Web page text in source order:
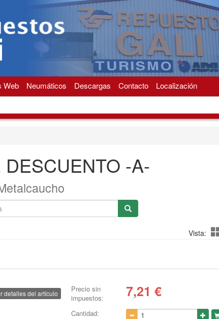
Web Neumáticos Descargas Contacto Localización
-A-
Vista:
detalles del artículo
Precio sin
impuestos:
7,21 €
Cantidad: